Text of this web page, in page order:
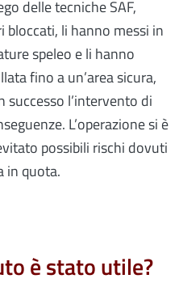
delle tecniche SAF,
li hanno messi in
speleo e li hanno
fino a un’area sicura,
l’intervento di
L’operazione si è
possibili rischi dovuti
in quota.
è stato utile?